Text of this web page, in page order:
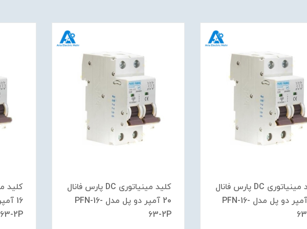
کلید مینیاتوری DC پارس فانال
25 آمپر دو پل مدل PFN-16-
کلید مینیاتوری DC پارس فانال
20 آمپر دو پل مدل PFN-16-
63-2P
63-2P